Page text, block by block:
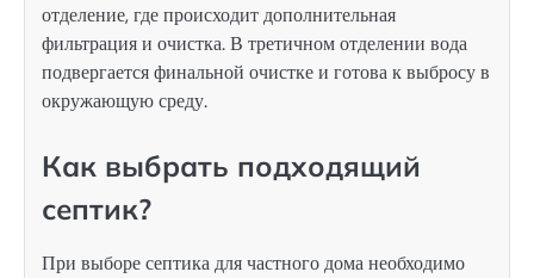
отделение, где происходит дополнительная
фильтрация и очистка. В третичном отделении вода
подвергается финальной очистке и готова к выбросу в
окружающую среду.
Как выбрать подходящий
септик?
При выборе септика для частного дома необходимо